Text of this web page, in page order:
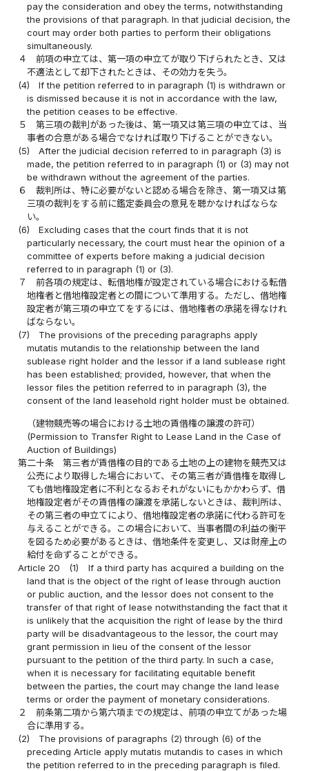
pay the consideration and obey the terms, notwithstanding
the provisions of that paragraph. In that judicial decision, the
court may order both parties to perform their obligations
simultaneously.
４
前項の申立ては、第一項の申立てが取り下げられたとき、又は
不適法として却下されたときは、その効力を失う。
(4)
If the petition referred to in paragraph (1) is withdrawn or
is dismissed because it is not in accordance with the law,
the petition ceases to be effective.
５
第三項の裁判があった後は、第一項又は第三項の申立ては、当
事者の合意がある場合でなければ取り下げることができない。
(5)
After the judicial decision referred to in paragraph (3) is
made, the petition referred to in paragraph (1) or (3) may not
be withdrawn without the agreement of the parties.
６
裁判所は、特に必要がないと認める場合を除き、第一項又は第
三項の裁判をする前に鑑定委員会の意見を聴かなければならな
い。
(6)
Excluding cases that the court finds that it is not
particularly necessary, the court must hear the opinion of a
committee of experts before making a judicial decision
referred to in paragraph (1) or (3).
７
前各項の規定は、転借地権が設定されている場合における転借
地権者と借地権設定者との間について準用する。ただし、借地権
設定者が第三項の申立てをするには、借地権者の承諾を得なけれ
ばならない。
(7)
The provisions of the preceding paragraphs apply
mutatis mutandis to the relationship between the land
sublease right holder and the lessor if a land sublease right
has been established; provided, however, that when the
lessor files the petition referred to in paragraph (3), the
consent of the land leasehold right holder must be obtained.
（建物競売等の場合における土地の賃借権の譲渡の許可）
(Permission to Transfer Right to Lease Land in the Case of
Auction of Buildings)
第二十条
第三者が賃借権の目的である土地の上の建物を競売又は
公売により取得した場合において、その第三者が賃借権を取得し
ても借地権設定者に不利となるおそれがないにもかかわらず、借
地権設定者がその賃借権の譲渡を承諾しないときは、裁判所は、
その第三者の申立てにより、借地権設定者の承諾に代わる許可を
与えることができる。この場合において、当事者間の利益の衡平
を図るため必要があるときは、借地条件を変更し、又は財産上の
給付を命ずることができる。
Article 20
(1)
If a third party has acquired a building on the
land that is the object of the right of lease through auction
or public auction, and the lessor does not consent to the
transfer of that right of lease notwithstanding the fact that it
is unlikely that the acquisition the right of lease by the third
party will be disadvantageous to the lessor, the court may
grant permission in lieu of the consent of the lessor
pursuant to the petition of the third party. In such a case,
when it is necessary for facilitating equitable benefit
between the parties, the court may change the land lease
terms or order the payment of monetary considerations.
２
前条第二項から第六項までの規定は、前項の申立てがあった場
合に準用する。
(2)
The provisions of paragraphs (2) through (6) of the
preceding Article apply mutatis mutandis to cases in which
the petition referred to in the preceding paragraph is filed.